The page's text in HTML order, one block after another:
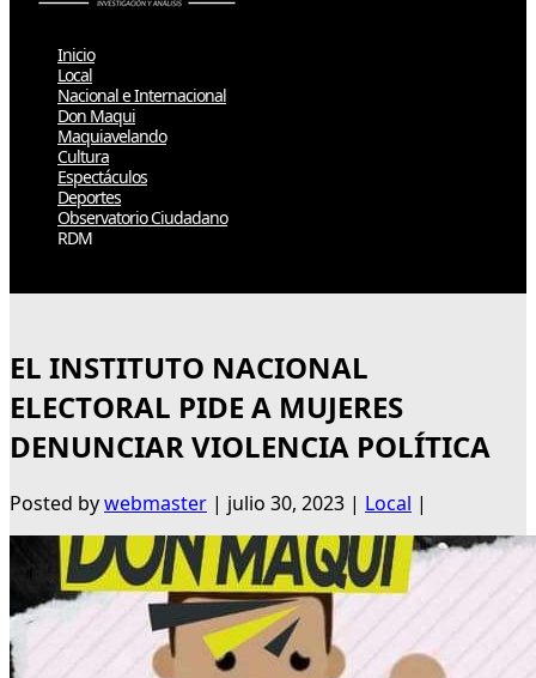
Inicio
Local
Nacional e Internacional
Don Maqui
Maquiavelando
Cultura
Espectáculos
Deportes
Observatorio Ciudadano
RDM
EL INSTITUTO NACIONAL
ELECTORAL PIDE A MUJERES
DENUNCIAR VIOLENCIA POLÍTICA
Posted bywebmaster | julio 30, 2023 | Local |